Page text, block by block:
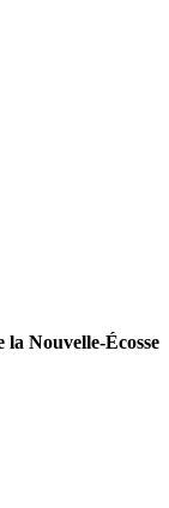
la Nouvelle-Écosse